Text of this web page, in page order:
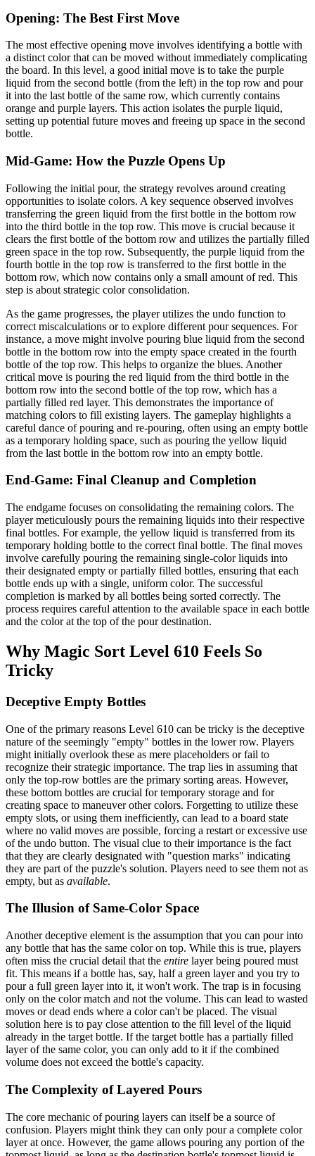
Opening: The Best First Move
The most effective opening move involves identifying a bottle with
a distinct color that can be moved without immediately complicating
the board. In this level, a good initial move is to take the purple
liquid from the second bottle (from the left) in the top row and pour
it into the last bottle of the same row, which currently contains
orange and purple layers. This action isolates the purple liquid,
setting up potential future moves and freeing up space in the second
bottle.
Mid-Game: How the Puzzle Opens Up
Following the initial pour, the strategy revolves around creating
opportunities to isolate colors. A key sequence observed involves
transferring the green liquid from the first bottle in the bottom row
into the third bottle in the top row. This move is crucial because it
clears the first bottle of the bottom row and utilizes the partially filled
green space in the top row. Subsequently, the purple liquid from the
fourth bottle in the top row is transferred to the first bottle in the
bottom row, which now contains only a small amount of red. This
step is about strategic color consolidation.
As the game progresses, the player utilizes the undo function to
correct miscalculations or to explore different pour sequences. For
instance, a move might involve pouring blue liquid from the second
bottle in the bottom row into the empty space created in the fourth
bottle of the top row. This helps to organize the blues. Another
critical move is pouring the red liquid from the third bottle in the
bottom row into the second bottle of the top row, which has a
partially filled red layer. This demonstrates the importance of
matching colors to fill existing layers. The gameplay highlights a
careful dance of pouring and re-pouring, often using an empty bottle
as a temporary holding space, such as pouring the yellow liquid
from the last bottle in the bottom row into an empty bottle.
End-Game: Final Cleanup and Completion
The endgame focuses on consolidating the remaining colors. The
player meticulously pours the remaining liquids into their respective
final bottles. For example, the yellow liquid is transferred from its
temporary holding bottle to the correct final bottle. The final moves
involve carefully pouring the remaining single-color liquids into
their designated empty or partially filled bottles, ensuring that each
bottle ends up with a single, uniform color. The successful
completion is marked by all bottles being sorted correctly. The
process requires careful attention to the available space in each bottle
and the color at the top of the pour destination.
Why Magic Sort Level 610 Feels So
Tricky
Deceptive Empty Bottles
One of the primary reasons Level 610 can be tricky is the deceptive
nature of the seemingly "empty" bottles in the lower row. Players
might initially overlook these as mere placeholders or fail to
recognize their strategic importance. The trap lies in assuming that
only the top-row bottles are the primary sorting areas. However,
these bottom bottles are crucial for temporary storage and for
creating space to maneuver other colors. Forgetting to utilize these
empty slots, or using them inefficiently, can lead to a board state
where no valid moves are possible, forcing a restart or excessive use
of the undo button. The visual clue to their importance is the fact
that they are clearly designated with "question marks" indicating
they are part of the puzzle's solution. Players need to see them not as
empty, but as available.
The Illusion of Same-Color Space
Another deceptive element is the assumption that you can pour into
any bottle that has the same color on top. While this is true, players
often miss the crucial detail that the entire layer being poured must
fit. This means if a bottle has, say, half a green layer and you try to
pour a full green layer into it, it won't work. The trap is in focusing
only on the color match and not the volume. This can lead to wasted
moves or dead ends where a color can't be placed. The visual
solution here is to pay close attention to the fill level of the liquid
already in the target bottle. If the target bottle has a partially filled
layer of the same color, you can only add to it if the combined
volume does not exceed the bottle's capacity.
The Complexity of Layered Pours
The core mechanic of pouring layers can itself be a source of
confusion. Players might think they can only pour a complete color
layer at once. However, the game allows pouring any portion of the